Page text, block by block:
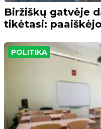
Biržiškų gatvėje
tikėtasi:
POLITIKA